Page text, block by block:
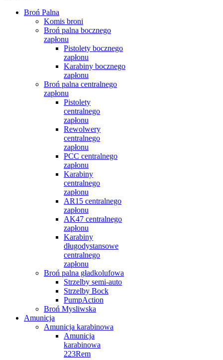
Broń Palna
Komis broni
Broń palna bocznego
zapłonu
Pistolety bocznego
zapłonu
Karabiny bocznego
zapłonu
Broń palna centralnego
zapłonu
Pistolety
centralnego
zapłonu
Rewolwery
centralnego
zapłonu
PCC centralnego
zapłonu
Karabiny
centralnego
zapłonu
AR15 centralnego
zapłonu
AK47 centralnego
zapłonu
Karabiny
długodystansowe
centralnego
zapłonu
Broń palna gładkolufowa
Strzelby semi-auto
Strzelby Bock
PumpAction
Broń Mysliwska
Amunicja
Amunicja karabinowa
Amunicja
karabinowa
223Rem